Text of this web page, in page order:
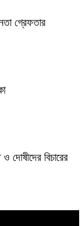
গ্রেফতার
বিচারের